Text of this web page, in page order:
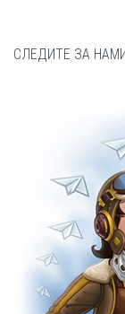
СЛЕДИТЕ ЗА